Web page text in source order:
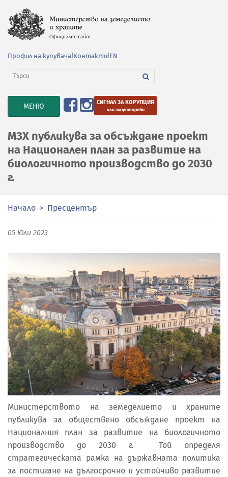
Профил на купувача Контакти EN
TOGGLE
NAVIGATION
МЕНЮ СИГНАЛ ЗА КОРУПЦИЯ
или злоупотреби
МЗХ публикува за обсъждане проект
на Национален план за развитие на
биологичното производство до 2030
г.
Начало Пресцентър
05 Юли 2023
Министерството на земеделието и храните
публикува за обществено обсъждане проект на
Националния план за развитие на биологичното
производство до 2030 г. Той определя
стратегическата рамка на държавната политика
за постигане на дългосрочно и устойчиво развитие